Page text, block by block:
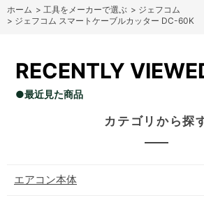
ホーム > 工具をメーカーで選ぶ > ジェフコム
> ジェフコム スマートケーブルカッター DC-60K
RECENTLY
●最近見た商品
カテゴリから探
エアコン本体